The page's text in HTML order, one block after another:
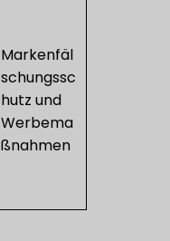
Markenfäl
schungssc
hutz und
Werbema
ßnahmen